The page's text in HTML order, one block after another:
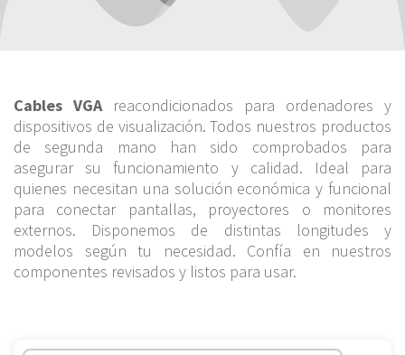
Cables VGAreacondicionados para ordenadores y
dispositivos de visualización. Todos nuestros productos
de segunda mano han sido comprobados para
asegurar su funcionamiento y calidad. Ideal para
quienes necesitan una solución económica y funcional
para conectar pantallas, proyectores o monitores
externos. Disponemos de distintas longitudes y
modelos según tu necesidad. Confía en nuestros
componentes revisados y listos para usar.